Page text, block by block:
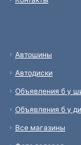
Автошины
Автодиски
Объявления б у
Объявления б у
Все магазины